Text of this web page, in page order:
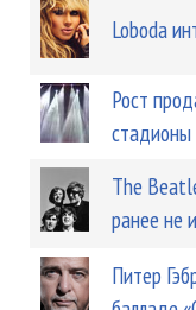
Loboda
Рост
стадионы
The
ранее не
Питер